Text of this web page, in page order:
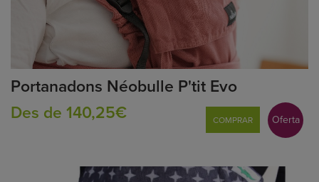
Portanadons Néobulle P'tit Evo
Des de 140,25€
COMPRAR Oferta